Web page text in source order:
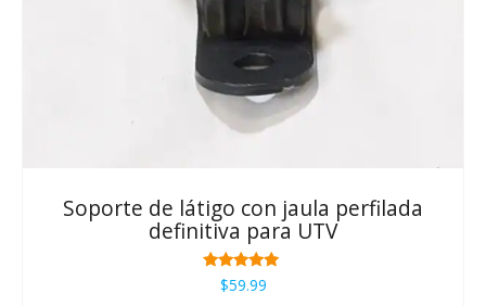
Soporte de látigo con jaula perfilada
definitiva para UTV
Rated
5.00
$59.99